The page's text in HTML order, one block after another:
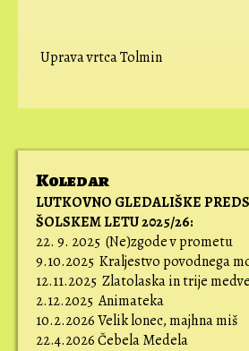
Koledar
LUTKOVNO GLEDALIŠKE
ŠOLSKEM LETU 2025/26:
22. 9. 2025 (Ne)zgode v prometu
9.10.2025 Kraljestvo povodnega
12.11.2025 Zlatolaska in trije
2.12.2025 Animateka
10.2.2026 Velik lonec, majhna miš
22.4.2026 Čebela Medela
Uprava vrtca Tolmin